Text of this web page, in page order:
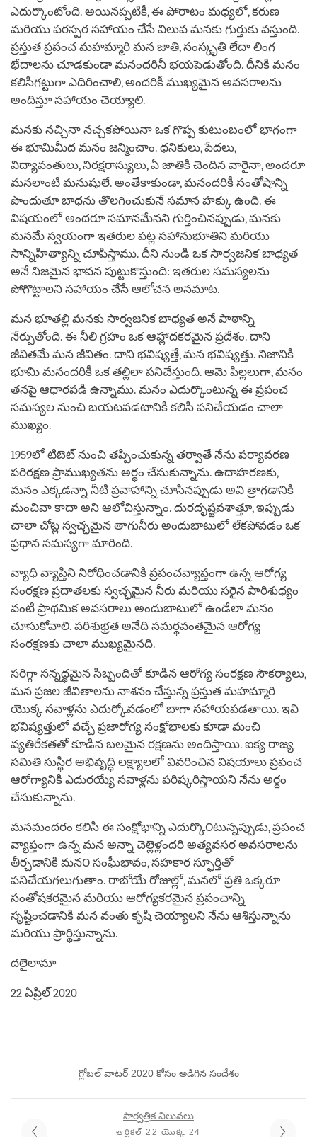
ఎదుర్కొంటోంది. అయినప్పటికీ, ఈ పోరాటం మధ్యలో, కరుణ
మరియు పరస్పర సహాయం చేసే విలువ మనకు గుర్తుకు వస్తుంది.
ప్రస్తుత ప్రపంచ మహమ్మారి మన జాతి, సంస్కృతి లేదా లింగ
భేదాలను చూడకుండా మనందరినీ భయపెడుతోంది. దీనికి మనం
కలిసిగట్టుగా ఎదిరించాలి, అందరికీ ముఖ్యమైన అవసరాలను
అందిస్తూ సహాయం చెయ్యాలి.
మనకు నచ్చినా నచ్చకపోయినా ఒక గొప్ప కుటుంబంలో భాగంగా
ఈ భూమిమీద మనం జన్మించాం. ధనికులు, పేదలు,
విద్యావంతులు, నిరక్షరాస్యులు, ఏ జాతికి చెందిన వారైనా, అందరూ
మనలాంటి మనుషులే. అంతేకాకుండా, మనందరికీ సంతోషాన్ని
పొందుతూ బాధను తొలగించుకునే సమాన హక్కు ఉంది. ఈ
విషయంలో అందరూ సమానమేనని గుర్తించినప్పుడు, మనకు
మనమే స్వయంగా ఇతరుల పట్ల సహానుభూతిని మరియు
సాన్నిహిత్యాన్ని చూపిస్తాము. దీని నుండి ఒక సార్వజనిక బాధ్యత
అనే నిజమైన భావన పుట్టుకొస్తుంది: ఇతరుల సమస్యలను
పోగొట్టాలని సహాయం చేసే ఆలోచన అనమాట.
మన భూతల్లి మనకు సార్వజనిక బాధ్యత అనే పాఠాన్ని
నేర్పుతోంది. ఈ నీలి గ్రహం ఒక ఆహ్లాదకరమైన ప్రదేశం. దాని
జీవితమే మన జీవితం. దాని భవిష్యత్తే, మన భవిష్యత్తు. నిజానికి
భూమి మనందరికీ ఒక తల్లిలా పనిచేస్తుంది. ఆమె పిల్లలుగా, మనం
తనపై ఆధారపడి ఉన్నాము. మనం ఎదుర్కొంటున్న ఈ ప్రపంచ
సమస్యల నుంచి బయటపడటానికి కలిసి పనిచేయడం చాలా
ముఖ్యం.
1959లో టిబెట్ నుంచి తప్పించుకున్న తర్వాతే నేను పర్యావరణ
పరిరక్షణ ప్రాముఖ్యతను అర్థం చేసుకున్నాను. ఉదాహరణకు,
మనం ఎక్కడన్నా నీటి ప్రవాహాన్ని చూసినప్పుడు అవి త్రాగడానికి
మంచివా కాదా అని ఆలోచిస్తున్నాం. దురదృష్టవశాత్తూ, ఇప్పుడు
చాలా చోట్ల స్వచ్ఛమైన తాగునీరు అందుబాటులో లేకపోవడం ఒక
ప్రధాన సమస్యగా మారింది.
వ్యాధి వ్యాప్తిని నిరోధించడానికి ప్రపంచవ్యాప్తంగా ఉన్న ఆరోగ్య
సంరక్షణ ప్రదాతలకు స్వచ్ఛమైన నీరు మరియు సరైన పారిశుధ్యం
వంటి ప్రాథమిక అవసరాలు అందుబాటులో ఉండేలా మనం
చూసుకోవాలి. పరిశుభ్రత అనేది సమర్థవంతమైన ఆరోగ్య
సంరక్షణకు చాలా ముఖ్యమైనది.
సరిగ్గా సన్నద్ధమైన సిబ్బందితో కూడిన ఆరోగ్య సంరక్షణ సౌకర్యాలు,
మన ప్రజల జీవితాలను నాశనం చేస్తున్న ప్రస్తుత మహమ్మారి
యొక్క సవాళ్లను ఎదుర్కోవడంలో బాగా సహాయపడతాయి. ఇవి
భవిష్యత్తులో వచ్చే ప్రజారోగ్య సంక్షోభాలకు కూడా మంచి
వ్యతిరేకతతో కూడిన బలమైన రక్షణను అందిస్తాయి. ఐక్య రాజ్య
సమితి సుస్థిర అభివృద్ధి లక్ష్యాలలో వివరించిన విషయాలు ప్రపంచ
ఆరోగ్యానికి ఎదురయ్యే సవాళ్లను పరిష్కరిస్తాయని నేను అర్థం
చేసుకున్నాను.
మనమందరం కలిసి ఈ సంక్షోభాన్ని ఎదుర్కొ౦టున్నప్పుడు, ప్రపంచ
వ్యాప్తంగా ఉన్న మన అన్నా చెల్లెళ్లందరి అత్యవసర అవసరాలను
తీర్చడానికి మన౦ సంఘీభావం, సహకార స్ఫూర్తితో
పనిచేయగలుగుతాం. రాబోయే రోజుల్లో, మనలో ప్రతి ఒక్కరూ
సంతోషకరమైన మరియు ఆరోగ్యకరమైన ప్రపంచాన్ని
సృష్టించడానికి మన వంతు కృషి చెయ్యాలని నేను ఆశిస్తున్నాను
మరియు ప్రార్థిస్తున్నాను.
దలైలామా
22 ఏప్రిల్ 2020
గ్లోబల్ వాటర్ 2020 కోసం అడిగిన సందేశం
సార్వత్రిక విలువలు
ఆర్టికల్ 22 యొక్క 24